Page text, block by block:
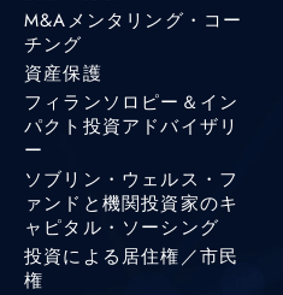
M&Aメンタリング・コー
チング
資産保護
フィランソロピー＆イン
パクト投資アドバイザリ
ー
ソブリン・ウェルス・フ
ァンドと機関投資家のキ
ャピタル・ソーシング
投資による居住権／市民
権